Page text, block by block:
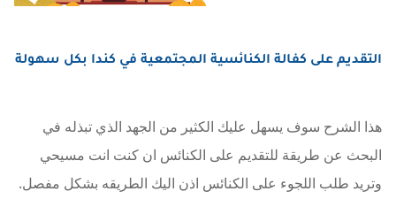
التقديم على كفالة الكنائسية المجتمعية في كندا بكل سهولة
هذا الشرح سوف يسهل عليك الكثير من الجهد الذي تبذله في
البحث عن طريقة للتقديم على الكنائس ان كنت انت مسيحي
وتريد طلب اللجوء على الكنائس اذن اليك الطريقه بشكل مفصل.